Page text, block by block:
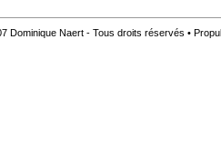
Dominique Naert - Tous droits réservés •